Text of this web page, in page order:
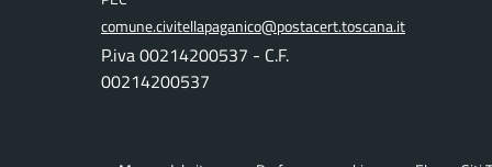
comune.civitellapaganico@postacert.toscana.it
P.iva 00214200537 - C.F.
00214200537